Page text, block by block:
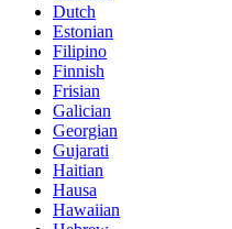
Dutch
Estonian
Filipino
Finnish
Frisian
Galician
Georgian
Gujarati
Haitian
Hausa
Hawaiian